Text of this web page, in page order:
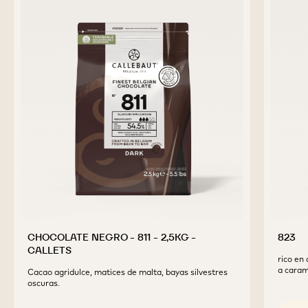
CHOCOLATE NEGRO - 811 - 2,5KG -
CALLETS
Cacao agridulce, matices de malta, bayas silvestres
oscuras.
823
rico en
a